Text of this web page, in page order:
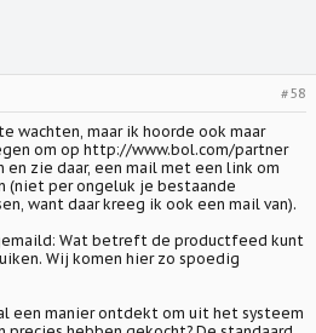
#58
wachten, maar ik hoorde ook maar
om op http://www.bol.com/partner
zie daar, een mail met een link om
(niet per ongeluk je bestaande
want daar kreeg ik ook een mail van).
Wat betreft de productfeed kunt
Wij komen hier zo spoedig
een manier ontdekt om uit het systeem